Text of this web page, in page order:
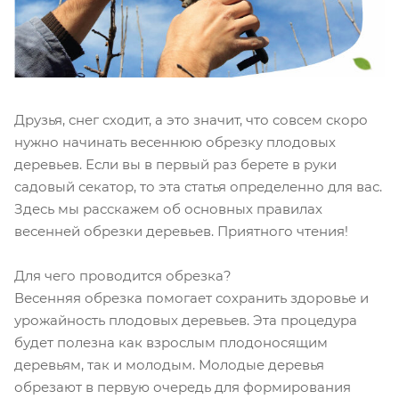
Друзья, снег сходит, а это значит, что совсем скоро
нужно начинать весеннюю обрезку плодовых
деревьев. Если вы в первый раз берете в руки
садовый секатор, то эта статья определенно для вас.
Здесь мы расскажем об основных правилах
весенней обрезки деревьев. Приятного чтения!
Для чего проводится обрезка?
Весенняя обрезка помогает сохранить здоровье и
урожайность плодовых деревьев. Эта процедура
будет полезна как взрослым плодоносящим
деревьям, так и молодым. Молодые деревья
обрезают в первую очередь для формирования